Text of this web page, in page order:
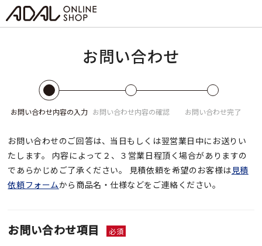
お問い合わせ
お問い合わせ内容の入力 お問い合わせ内容の確認 お問い合わせ完了
お問い合わせのご回答は、当日もしくは翌営業日中にお送りい
たします。
内容によって２、３営業日程頂く場合がありますの
であらかじめご了承ください。
見積依頼を希望のお客様は見積
依頼フォームから商品名・仕様などをご連絡ください。
お問い合わせ項目 必須